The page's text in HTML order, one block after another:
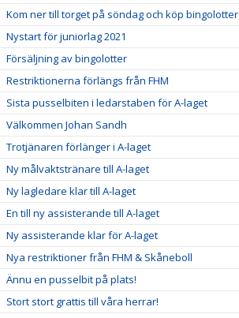
Kom ner till torget på söndag och köp bingolotter
Nystart för juniorlag 2021
Försäljning av bingolotter
Restriktionerna förlängs från FHM
Sista pusselbiten i ledarstaben för A-laget
Välkommen Johan Sandh
Trotjänaren förlänger i A-laget
Ny målvaktstränare till A-laget
Ny lagledare klar till A-laget
En till ny assisterande till A-laget
Ny assisterande klar för A-laget
Nya restriktioner från FHM & Skåneboll
Ännu en pusselbit på plats!
Stort stort grattis till våra herrar!